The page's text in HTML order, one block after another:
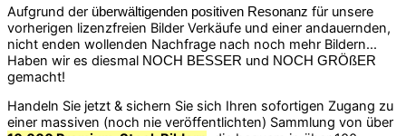
Aufgrund der überwältigenden positiven Resonanz für unsere
vorherigen lizenzfreien Bilder Verkäufe und einer andauernden,
nicht enden wollenden Nachfrage nach noch mehr Bildern...
Haben wir es diesmal NOCH BESSER und NOCH GRÖßER
gemacht!
Handeln Sie jetzt & sichern Sie sich Ihren sofortigen Zugang zu
einer massiven (noch nie veröffentlichten) Sammlung von über